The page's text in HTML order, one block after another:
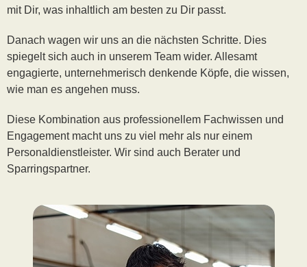
mit Dir, was inhaltlich am besten zu Dir passt.
Danach wagen wir uns an die nächsten Schritte. Dies
spiegelt sich auch in unserem Team wider. Allesamt
engagierte, unternehmerisch denkende Köpfe, die wissen,
wie man es angehen muss.
Diese Kombination aus professionellem Fachwissen und
Engagement macht uns zu viel mehr als nur einem
Personaldienstleister. Wir sind auch Berater und
Sparringspartner.